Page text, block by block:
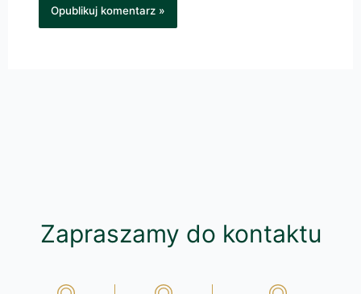
Zapraszamy do kontaktu